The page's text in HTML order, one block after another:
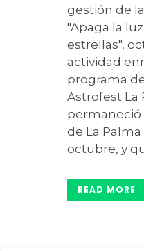
gestión de
"Apaga la
estrellas",
actividad
programa
Astrofest La
permaneció
de La Palma
octubre, y
READ MORE